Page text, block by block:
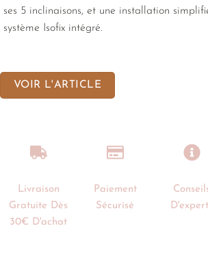
ses 5 inclinaisons, et une installation
système Isofix intégré.
VOIR L'ARTICLE
Livraison
Gratuite Dès
30€ D'achat
Paiement
Sécurisé